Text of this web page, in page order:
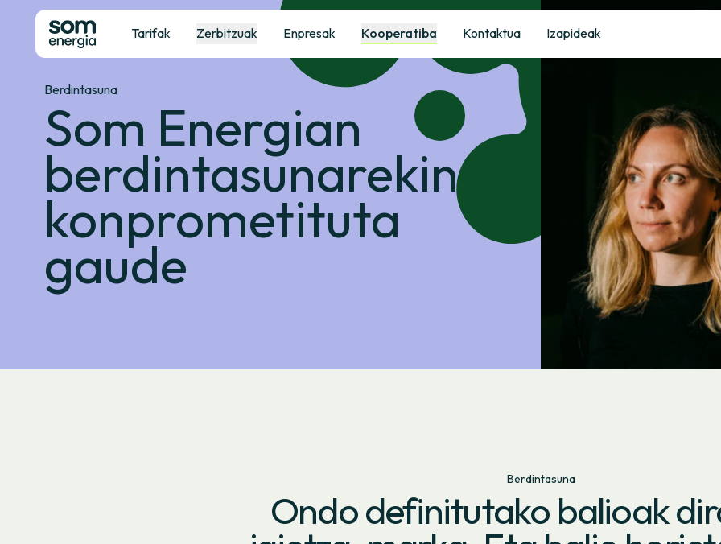
Tarifak Zerbitzuak Enpresak Kooperatiba Kontaktua Izapideak
Berdintasuna
Som Energian
berdintasunarekin
konprometituta
gaude
Berdintasuna
Ondo definitutako balioak